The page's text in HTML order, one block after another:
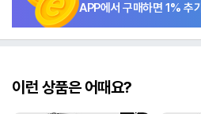
APP에서 구매하면 1% 추
이런 상품은 어때요?